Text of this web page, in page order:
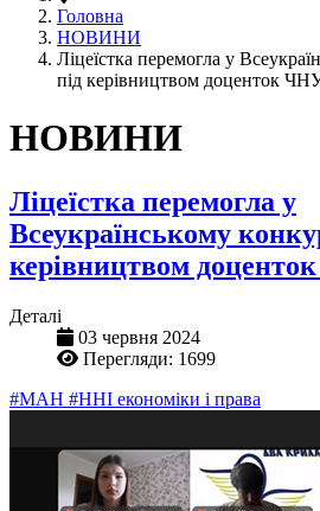
Головна
НОВИНИ
Ліцеїстка перемогла у
під керівництвом доценток
НОВИНИ
Ліцеїстка перемогла у
Всеукраїнському
керівництвом
Деталі
03 червня 2024
Перегляди: 1699
#МАН #ННІ економіки і права